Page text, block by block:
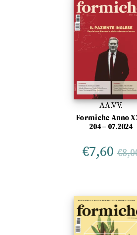
AA.VV.
Formiche Anno
204 – 07.2024
€7,60 €